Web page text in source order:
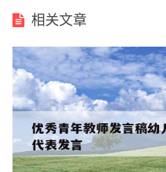
相关文章